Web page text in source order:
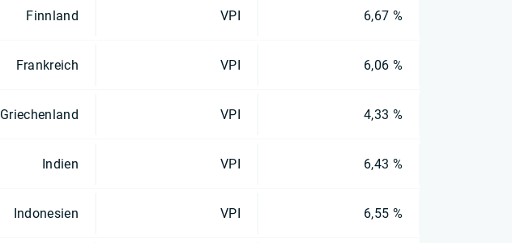
Finnland VPI 6,67 %
Frankreich VPI 6,06 %
Griechenland VPI 4,33 %
Indien VPI 6,43 %
Indonesien VPI 6,55 %